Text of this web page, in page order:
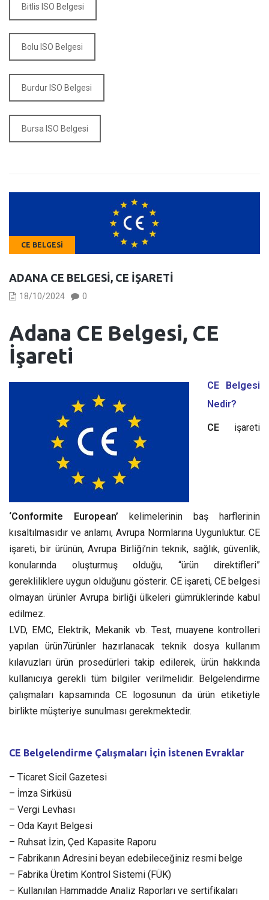
Bitlis ISO Belgesi
Bolu ISO Belgesi
Burdur ISO Belgesi
Bursa ISO Belgesi
CE BELGESI
ADANA CE BELGESI, CE İŞARETI
18/10/2024 0
Adana CE Belgesi, CE
İşareti
CE Belgesi
Nedir?
CE işareti
‘Conformite European’ kelimelerinin baş harflerinin
kısaltılmasıdır ve anlamı, Avrupa Normlarına Uygunluktur. CE
işareti, bir ürünün, Avrupa Birliği’nin teknik, sağlık, güvenlik,
konularında oluşturmuş olduğu, “ürün direktifleri”
gerekliliklere uygun olduğunu gösterir. CE işareti, CE belgesi
olmayan ürünler Avrupa birliği ülkeleri gümrüklerinde kabul
edilmez.
LVD, EMC, Elektrik, Mekanik vb. Test, muayene kontrolleri
yapılan ürün7ürünler hazırlanacak teknik dosya kullanım
kılavuzları ürün prosedürleri takip edilerek, ürün hakkında
kullanıcıya gerekli tüm bilgiler verilmelidir. Belgelendirme
çalışmaları kapsamında CE logosunun da ürün etiketiyle
birlikte müşteriye sunulması gerekmektedir.
CE Belgelendirme Çalışmaları İçin İstenen Evraklar
– Ticaret Sicil Gazetesi
– İmza Sirküsü
– Vergi Levhası
– Oda Kayıt Belgesi
– Ruhsat İzin, Çed Kapasite Raporu
– Fabrikanın Adresini beyan edebileceğiniz resmi belge
– Fabrika Üretim Kontrol Sistemi (FÜK)
– Kullanılan Hammadde Analiz Raporları ve sertifikaları